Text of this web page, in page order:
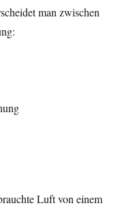
man zwischen
Luft von einem